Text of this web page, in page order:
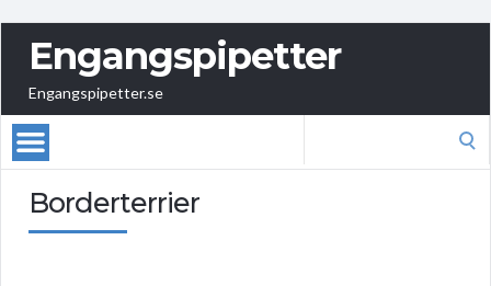
Engangspipetter
Engangspipetter.se
Borderterrier